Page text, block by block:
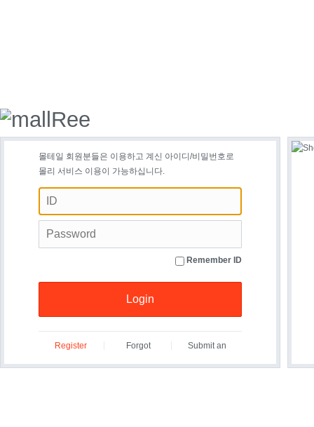
몰테일 회원분들은 이용하고 계신 아이디/비밀번호로
몰리 서비스 이용이 가능하십니다.
Remember ID
Login
Register
Forgot
Submit an